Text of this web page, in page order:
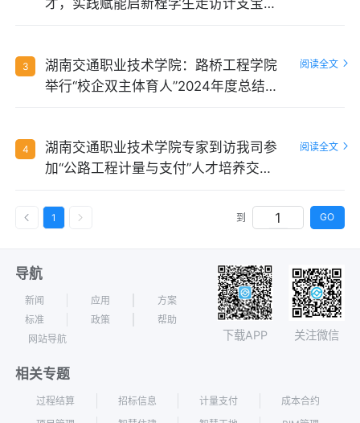
3
湖南交通职业技术学院：路桥工程学院
举行“校企双主体育人”2024年度总结表
阅读全文
4
湖南交通职业技术学院专家到访我司参
加“公路工程计量与支付”人才培养交流
阅读全文
1 到 GO
导航
新闻 应用
方案
标准
政策
帮助
网站导航
下载APP 关注微信
相关专题
过程结算 招标信息 计量支付
成本合约